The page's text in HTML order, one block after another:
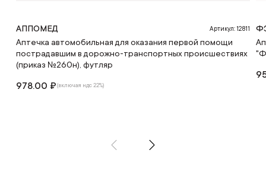
АППОМЕД Артикул: 12811
Аптечка автомобильная для оказания первой помощи
пострадавшим в дорожно-транспортных происшествиях
(приказ №260н), футляр
978.00 ₽(включая ндс 22%)